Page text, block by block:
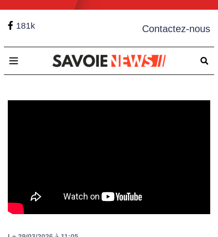
181k Contactez-nous
Open main menu